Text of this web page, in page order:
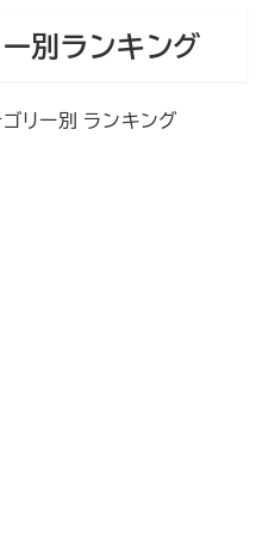
別ランキング
リー別 ランキング